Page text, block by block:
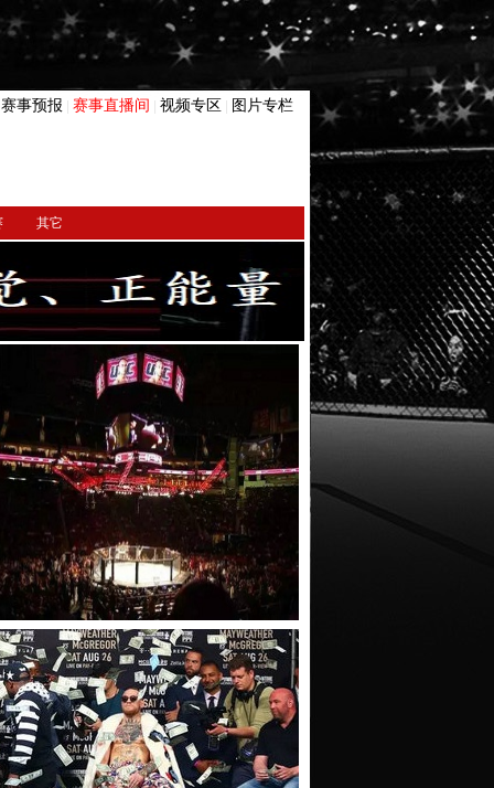
赛事预报 赛事直播间 视频专区 图片专栏
其它